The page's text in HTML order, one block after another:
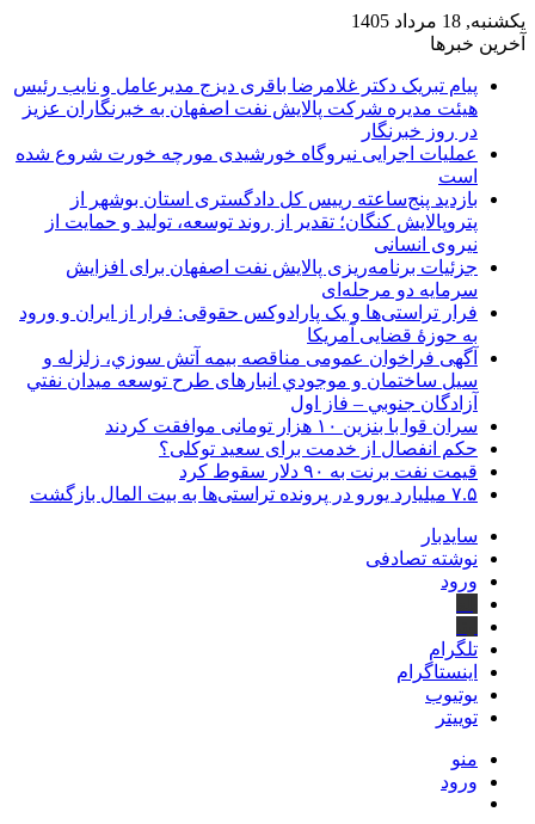
یکشنبه, 18 مرداد 1405
آخرین خبرها
پیام تبریک دکتر غلامرضا باقری دیزج مدیرعامل و نایب رئیس
هیئت مدیره شرکت پالایش نفت اصفهان به خبرنگاران عزیز
در روز خبرنگار
عملیات اجرایی نیروگاه خورشیدی مورچه خورت شروع شده
است
بازدید پنج‌ساعته رییس کل دادگستری استان بوشهر از
پتروپالایش کنگان؛ تقدیر از روند توسعه، تولید و حمایت از
نیروی انسانی
جزئیات برنامه‌ریزی پالایش نفت اصفهان برای افزایش
سرمایه دو مرحله‌ای
فرار تراستی‌ها و یک پارادوکس حقوقی: فرار از ایران و ورود
به حوزۀ قضایی آمریکا
آگهی فراخوان عمومی مناقصه بيمه آتش سوزي، زلزله و
سیل ساختمان و موجودي انبارهای طرح توسعه ميدان نفتي
آزادگان جنوبي – فاز اول
سران قوا با بنزین ۱۰ هزار تومانی موافقت کردند
حکم انفصال از خدمت برای سعید توکلی؟
قیمت نفت برنت به ۹۰ دلار سقوط کرد
۷.۵ میلیارد یورو در پرونده تراستی‌ها به بیت المال بازگشت
سایدبار
نوشته تصادفی
ورود
تلگرام
اینستاگرام
یوتیوب
توییتر
منو
ورود